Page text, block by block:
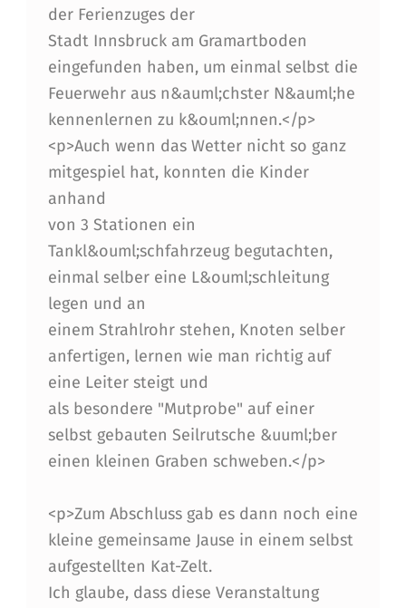
der Ferienzuges der
Stadt Innsbruck am Gramartboden
eingefunden haben, um einmal selbst die
Feuerwehr aus n&auml;chster N&auml;he
kennenlernen zu k&ouml;nnen.</p>
<p>Auch wenn das Wetter nicht so ganz
mitgespiel hat, konnten die Kinder
anhand
von 3 Stationen ein
Tankl&ouml;schfahrzeug begutachten,
einmal selber eine L&ouml;schleitung
legen und an
einem Strahlrohr stehen, Knoten selber
anfertigen, lernen wie man richtig auf
eine Leiter steigt und
als besondere "Mutprobe" auf einer
selbst gebauten Seilrutsche &uuml;ber
einen kleinen Graben schweben.</p>
<p>Zum Abschluss gab es dann noch eine
kleine gemeinsame Jause in einem selbst
aufgestellten Kat-Zelt.
Ich glaube, dass diese Veranstaltung